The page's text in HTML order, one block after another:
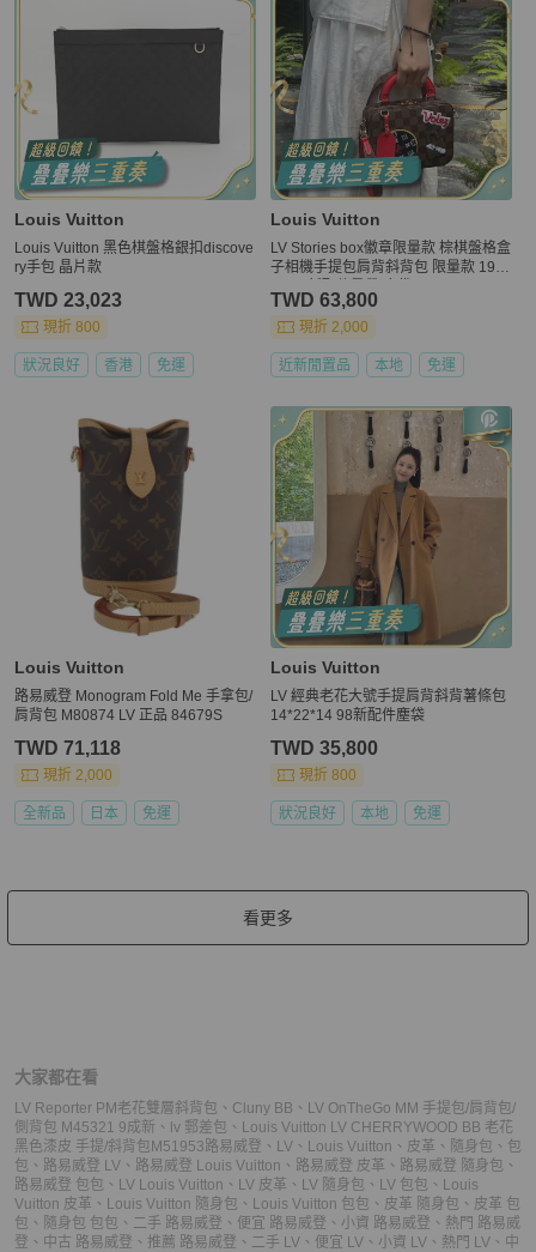
Louis Vuitton
Louis Vuitton 黑色棋盤格銀扣discove
ry手包 晶片款
TWD 23,023
現折 800
狀況良好 香港 免運
Louis Vuitton
LV Stories box徽章限量款 棕棋盤格盒
子相機手提包肩背斜背包 限量款 19×
TWD 63,800
現折 2,000
近新閒置品 本地 免運
Louis Vuitton
路易威登 Monogram Fold Me 手拿包/
肩背包 M80874 LV 正品 84679S
TWD 71,118
現折 2,000
全新品 日本 免運
Louis Vuitton
LV 經典老花大號手提肩背斜背薯條包
14*22*14 98新配件塵袋
TWD 35,800
現折 800
狀況良好 本地 免運
看更多
大家都在看
LV Reporter PM老花雙層斜背包 、 Cluny BB 、 LV OnTheGo MM 手提包/肩背包/
側背包 M45321 9成新 、 lv 郵差包 、 Louis Vuitton LV CHERRYWOOD BB 老花
黑色漆皮 手提/斜背包M51953路易威登 、 LV 、 Louis Vuitton 、 皮革 、 隨身包 、 包
包 、 路易威登 LV 、 路易威登 Louis Vuitton 、 路易威登 皮革 、 路易威登 隨身包 、
路易威登 包包 、 LV Louis Vuitton 、 LV 皮革 、 LV 隨身包 、 LV 包包 、 Louis
Vuitton 皮革 、 Louis Vuitton 隨身包 、 Louis Vuitton 包包 、 皮革 隨身包 、 皮革 包
包 、 隨身包 包包 、 二手 路易威登 、 便宜 路易威登 、 小資 路易威登 、 熱門 路易威
登 、 中古 路易威登 、 推薦 路易威登 、 二手 LV 、 便宜 LV 、 小資 LV 、 熱門 LV 、 中